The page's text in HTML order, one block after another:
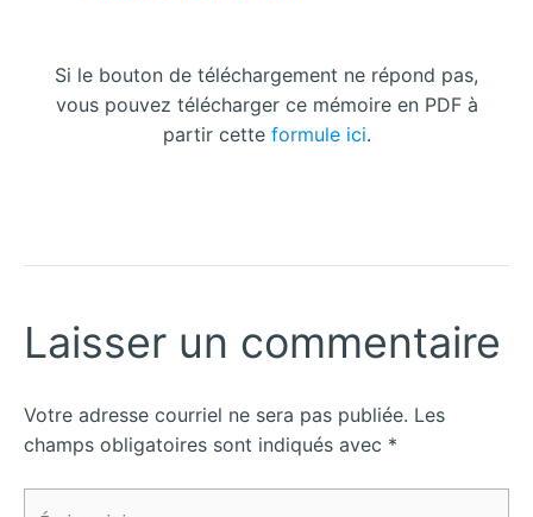
Si le bouton de téléchargement ne répond pas,
vous pouvez télécharger ce mémoire en PDF à
partir cette formule ici.
Laisser un commentaire
Votre adresse courriel ne sera pas publiée. Les
champs obligatoires sont indiqués avec *